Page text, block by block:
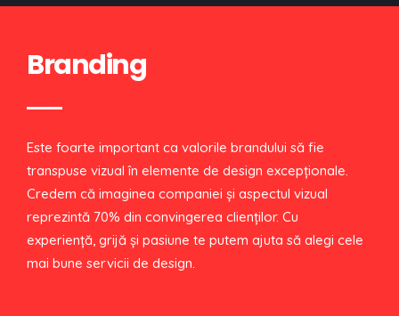
Branding
Este foarte important ca valorile brandului să fie
transpuse vizual în elemente de design excepţionale.
Credem că imaginea companiei şi aspectul vizual
reprezintă 70% din convingerea clienţilor. Cu
experienţă, grijă şi pasiune te putem ajuta să alegi cele
mai bune servicii de design.